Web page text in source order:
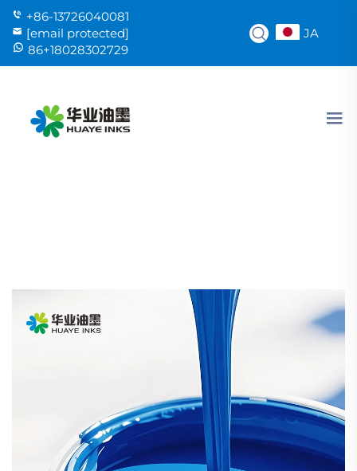
+86-13726040081
[email protected]
86+18028302729
JA